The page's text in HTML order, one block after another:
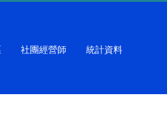
社團經營師 統計資料